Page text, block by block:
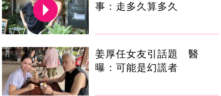
事：走多久算多久
姜厚任女友引話題 醫
曝：可能是幻謊者